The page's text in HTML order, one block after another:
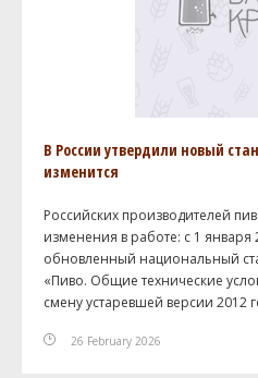
В России утвердили новый
изменится
Российских производителей
изменения в работе: с 1 января
обновленный национальный
«Пиво. Общие технические
смену устаревшей версии 2012
26 February 2026